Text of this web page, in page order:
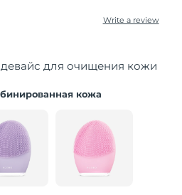
Write a review
для очищения кожи
кожа